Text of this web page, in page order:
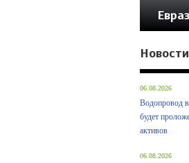
06.08.2026
Водопровод
будет
активов
06.08.2026